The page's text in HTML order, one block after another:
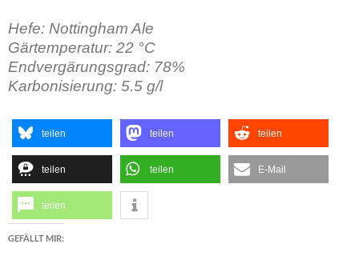
Hefe: Nottingham Ale
Gärtemperatur: 22 °C
Endvergärungsgrad: 78%
Karbonisierung: 5.5 g/l
teilen teilen teilen
teilen teilen E-Mail
teilen
GEFÄLLT MIR: